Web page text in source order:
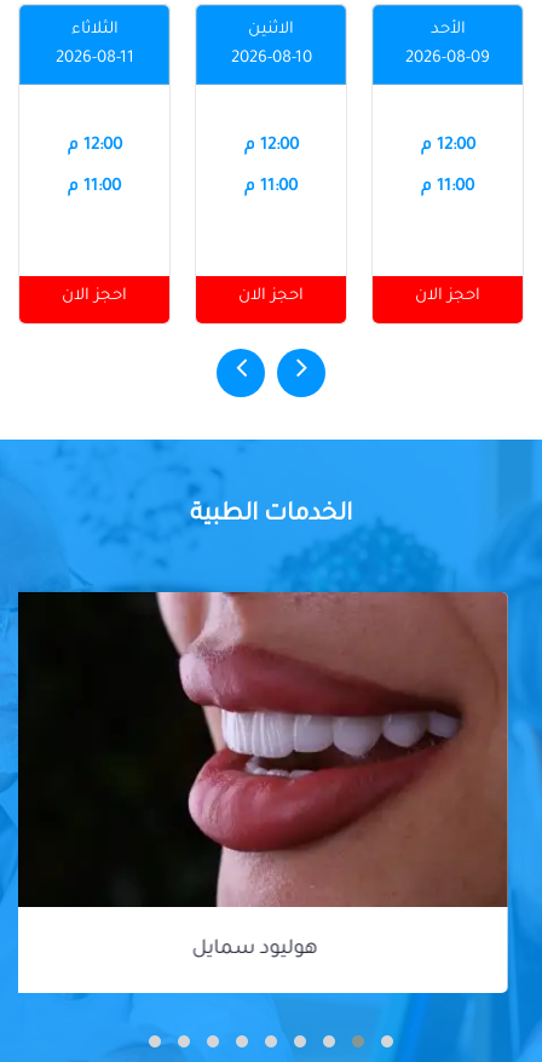
الأحد
2026-08-09
12:00 م
11:00 م
احجز الان
الاثنين
2026-08-10
12:00 م
11:00 م
احجز الان
الثلاثاء
2026-08-11
12:00 م
11:00 م
احجز الان
الخدمات الطبية
هوليود سمايل